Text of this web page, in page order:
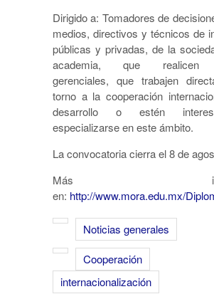
Dirigido a: Tomadores de
medios, directivos y técnicos de
públicas y privadas, de la
academia, que realicen
gerenciales, que trabajen
torno a la cooperación
desarrollo o estén
especializarse en este ámbito.
La convocatoria cierra el 8 de
Más
en: http://www.mora.edu.mx/
Noticias generales
Cooperación
internacionalización